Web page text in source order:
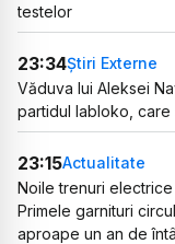
testelor
23:34Știri Externe
Văduva lui Aleksei
partidul Iabloko,
23:15Actualitate
Noile trenuri electrice
Primele garnituri
aproape un an de